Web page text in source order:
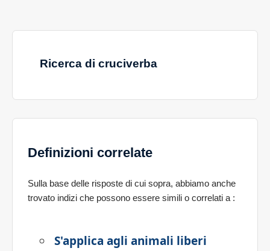
Ricerca di cruciverba
Definizioni correlate
Sulla base delle risposte di cui sopra, abbiamo anche
trovato indizi che possono essere simili o correlati a :
S'applica agli animali liberi